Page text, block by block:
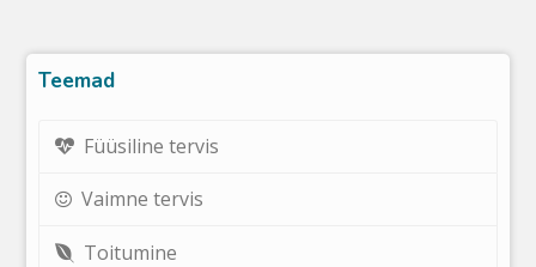
Teemad
Füüsiline tervis
Vaimne tervis
Toitumine